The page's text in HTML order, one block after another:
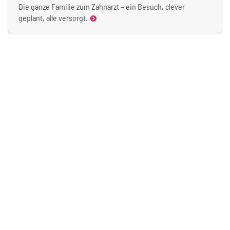
Die ganze Familie zum Zahnarzt – ein Besuch, clever
geplant, alle versorgt.